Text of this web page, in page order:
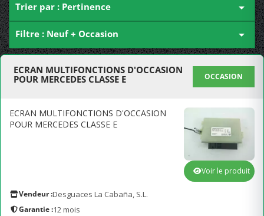
Trier par : Pertinence 
Filtre : Neuf + Occasion 
ECRAN MULTIFONCTIONS D'OCCASION
POUR MERCEDES CLASSE E
OCCASION
ECRAN MULTIFONCTIONS D'OCCASION
POUR MERCEDES CLASSE E
Vendeur :Desguaces La Cabaña, S.L.
Garantie :12 mois
Voir le produit